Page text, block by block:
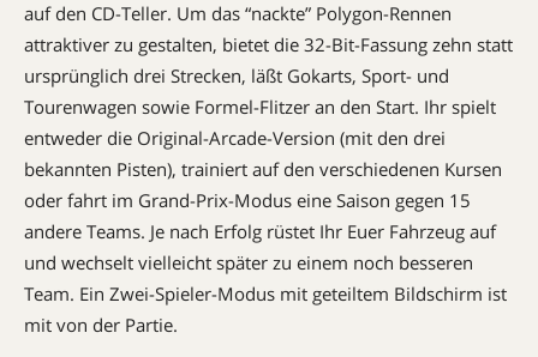
auf den CD-Teller. Um das “nackte” Polygon-Rennen
attraktiver zu gestalten, bietet die 32-Bit-Fassung zehn statt
ursprünglich drei Strecken, läßt Gokarts, Sport- und
Tourenwagen sowie Formel-Flitzer an den Start. Ihr spielt
entweder die Original-Arcade-Version (mit den drei
bekannten Pisten), trainiert auf den verschiedenen Kursen
oder fahrt im Grand-Prix-Modus eine Saison gegen 15
andere Teams. Je nach Erfolg rüstet Ihr Euer Fahrzeug auf
und wechselt vielleicht später zu einem noch besseren
Team. Ein Zwei-Spieler-Modus mit geteiltem Bildschirm ist
mit von der Partie.